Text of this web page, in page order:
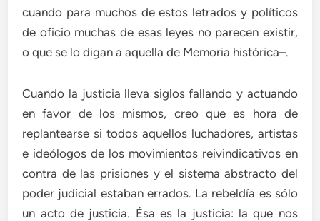
cuando para muchos de estos letrados y políticos
de oficio muchas de esas leyes no parecen existir,
o que se lo digan a aquella de Memoria histórica–.
Cuando la justicia lleva siglos fallando y actuando
en favor de los mismos, creo que es hora de
replantearse si todos aquellos luchadores, artistas
e ideólogos de los movimientos reivindicativos en
contra de las prisiones y el sistema abstracto del
poder judicial estaban errados. La rebeldía es sólo
un acto de justicia. Ésa es la justicia: la que nos